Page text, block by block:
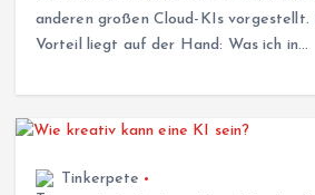
anderen großen Cloud-KIs
Vorteil liegt auf der Hand: Was ich in…
Tinkerpete